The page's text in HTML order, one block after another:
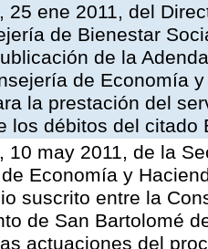
25 ene 2011, del
de Bienestar
de la
de Economía
la prestación del
los débitos del citado
10 may 2011, de la
Economía y
suscrito entre la
de San Bartolomé
actuaciones del